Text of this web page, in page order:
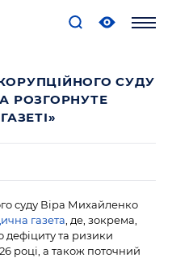
СУДУ
РОЗГОРНУТЕ
суду Віра Михайленко
газета , де, зокрема,
дефіциту та ризики
році, а також поточний